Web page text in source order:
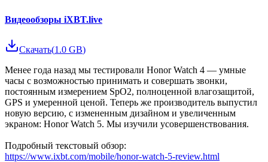
Видеообзоры iXBT.live
Скачать(1.0 GB)
Менее года назад мы тестировали Honor Watch 4 — умные
часы с возможностью принимать и совершать звонки,
постоянным измерением SpO2, полноценной влагозащитой,
GPS и умеренной ценой. Теперь же производитель выпустил
новую версию, с измененным дизайном и увеличенным
экраном: Honor Watch 5. Мы изучили усовершенствования.
Подробный текстовый обзор:
https://www.ixbt.com/mobile/honor-watch-5-review.html